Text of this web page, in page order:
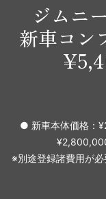
ジムニ
新車コン
● 新車本体価格
※別途登録諸費用が